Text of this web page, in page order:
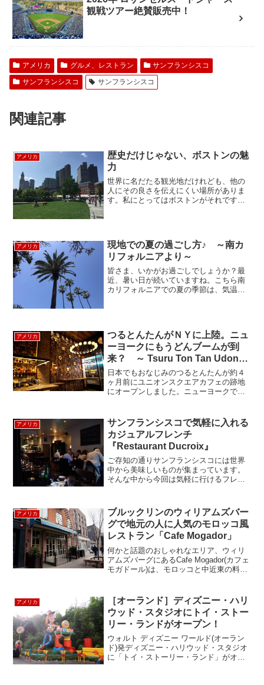
観戦ツアー絶賛販売中！
アメリカ グルメ、レストラン
サンフランシスコ
サンフランシスコ
サンフランシスコ
関連記事
アメリカ
歴史だけじゃない、ボストンの魅
力
世界に名だたる観光地だけれども、他の
人にその良さを伝えにくい場所がありま
す。私にとってはボストンがそれです。
ボストンを舞台にした映画は...
アメリカ
現地での夏の過ごし方♪ ～南カ
リフォルニアより～
皆さま、いかがお過ごしでしょうか？最
近、暑い日が続いていますね。こちら南
カリフォルニアでの夏の季節は、気温は
アメリカ
つるとんたんがＮＹに上陸。ニュ
ーヨークにもうどんブームが到
来？ ～ Tsuru Ton Tan Udon
Noddle Brasseria ～
日本でもおなじみのつるとんたんが約４
ヶ月前にユニオンスクエアカフェの跡地
にオープンしました。ニューヨークでう
ので、知っているニューヨーカーは多い
はず。日本食ブームに乗って...
アメリカ
サンフランシスコで気軽に入れる
カジュアルフレンチ
『Restaurant Ducroix』
ご存知の通りサンフランシスコには世界
中から美味しいものが集まっています。
そんな中から今回は気軽に行けるフレン
ンの間の路地を入ったところにあり、派
手な...
アメリカ
ブルックリンのウィリアムズバー
グで地元の人に人気のモロッコ風
レストラン「Cafe Mogador」
何かと話題のおしゃれなエリア、ウィリ
アムズバーグにあるCafe Mogador(カフェ
モガドール)は、モロッコと中近東の料理
にあります。以前ご紹介した、...
アメリカ
［オーランド］ディズニー・ハリ
ウッド・スタジオにトイ・ストー
リー・ランドがオープン！
ウォルト ディズニー ワールド(オーラン
ド)発ディズニー・ハリウッド・スタジオ
に「トイ・ストーリー・ランド」がオー